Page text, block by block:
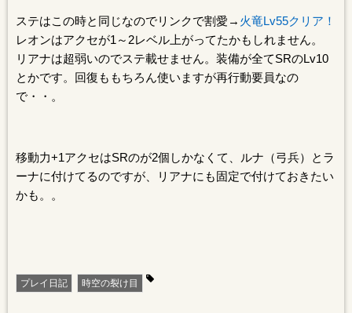
ステはこの時と同じなのでリンクで割愛→ 火竜Lv55クリア！
レオンはアクセが1～2レベル上がってたかもしれません。
リアナは超弱いのでステ載せません。装備が全てSRのLv10
とかです。回復ももちろん使いますが再行動要員なの
で・・。
移動力+1アクセはSRのが2個しかなくて、ルナ（弓兵）とラ
ーナに付けてるのですが、リアナにも固定で付けておきたい
かも。。
プレイ日記 時空の裂け目